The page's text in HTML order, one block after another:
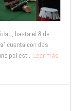
hasta el 8 de
cuenta con dos
est... Leer más